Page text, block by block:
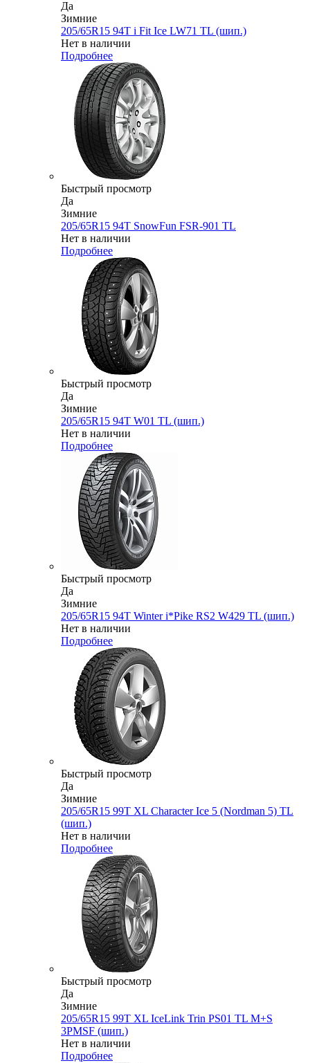
Да
Зимние
205/65R15 94T i Fit Ice LW71 TL (шип.)
Нет в наличии
Подробнее
Быстрый просмотр
Да
Зимние
205/65R15 94T SnowFun FSR-901 TL
Нет в наличии
Подробнее
Быстрый просмотр
Да
Зимние
205/65R15 94T W01 TL (шип.)
Нет в наличии
Подробнее
Быстрый просмотр
Да
Зимние
205/65R15 94T Winter i*Pike RS2 W429 TL (шип.)
Нет в наличии
Подробнее
Быстрый просмотр
Да
Зимние
205/65R15 99T XL Character Ice 5 (Nordman 5) TL
(шип.)
Нет в наличии
Подробнее
Быстрый просмотр
Да
Зимние
205/65R15 99T XL IceLink Trin PS01 TL M+S
3PMSF (шип.)
Нет в наличии
Подробнее